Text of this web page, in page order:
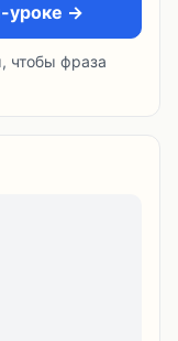
уроке →
чтобы фраза